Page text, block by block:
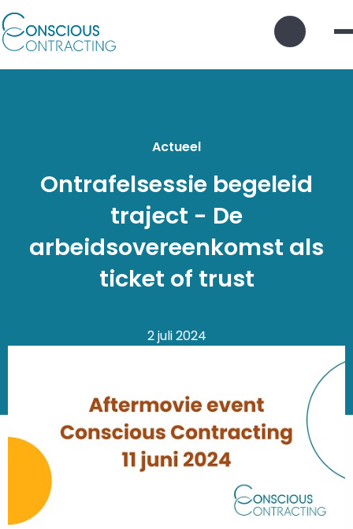
Zoek
knop
Actueel
Ontrafelsessie begeleid
traject - De
arbeidsovereenkomst als
ticket of trust
2 juli 2024